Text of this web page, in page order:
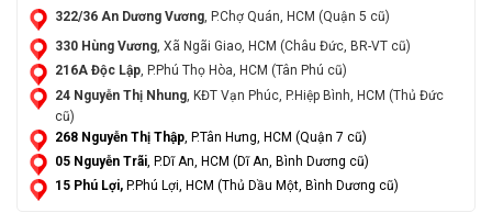
322/36 An Dương Vương , P.Chợ Quán, HCM (Quận 5 cũ)
330 Hùng Vương, Xã Ngãi Giao, HCM (Châu Đức, BR-VT cũ)
216A Độc Lập, P.Phú Thọ Hòa, HCM (Tân Phú cũ)
24 Nguyễn Thị Nhung , KĐT Vạn Phúc, P.Hiệp Bình, HCM (Thủ Đức
cũ)
268 Nguyễn Thị Thập , P.Tân Hưng, HCM (Quận 7 cũ)
05 Nguyễn Trãi, P.Dĩ An, HCM (Dĩ An, Bình Dương cũ)
15 Phú Lợi, P.Phú Lợi, HCM (Thủ Dầu Một, Bình Dương cũ)